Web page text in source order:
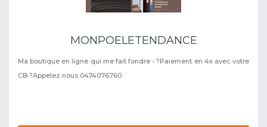
MONPOELETENDANCE
Ma boutique en ligne qui me fait fondre - ?Paiement en 4x avec votre
CB ?Appelez nous 0474076760